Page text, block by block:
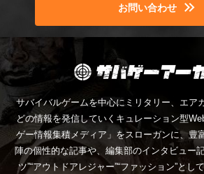
お問い合わせ
サバイバルゲームを中心にミリタリー、エア
どの情報を発信していくキュレーション型
ゲー情報集積メディア」をスローガンに、豊
陣の個性的な記事や、編集部のインタビュー
ツ”“アウトドアレジャー”“ファッション”とし